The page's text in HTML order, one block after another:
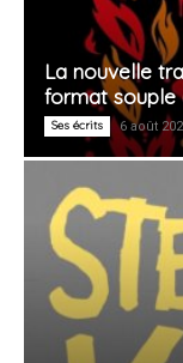
La nouvelle
format
Ses écrits 6 août